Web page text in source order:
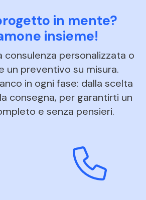
in mente?
insieme!
consulenza personalizzata o
un preventivo su misura.
in ogni fase: dalla scelta
consegna, per garantirti un
e senza pensieri.